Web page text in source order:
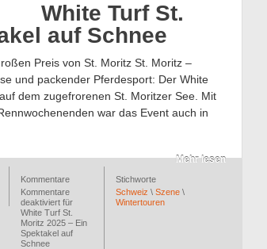
White Turf St.
auf Schnee
Preis von St. Moritz St. Moritz –
und packender Pferdesport: Der White
dem zugefrorenen St. Moritzer See. Mit
war das Event auch in
Kommentare
Kommentare
deaktiviert für
White Turf St.
Moritz 2025 – Ein
Spektakel auf
Schnee
Stichworte
Schweiz \ Szene \
Wintertouren
Mehr lesen